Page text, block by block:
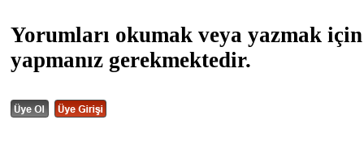
Yorumları okumak veya yazmak
yapmanız gerekmektedir.